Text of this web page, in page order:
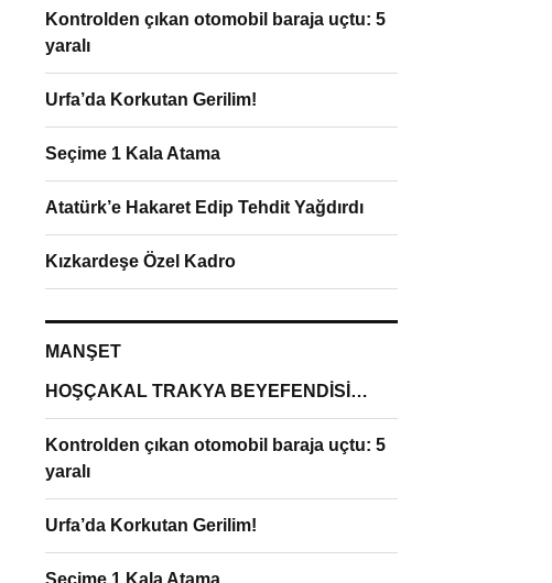
Kontrolden çıkan otomobil baraja uçtu: 5
yaralı
Urfa’da Korkutan Gerilim!
Seçime 1 Kala Atama
Atatürk’e Hakaret Edip Tehdit Yağdırdı
Kızkardeşe Özel Kadro
MANŞET
HOŞÇAKAL TRAKYA BEYEFENDİSİ…
Kontrolden çıkan otomobil baraja uçtu: 5
yaralı
Urfa’da Korkutan Gerilim!
Seçime 1 Kala Atama